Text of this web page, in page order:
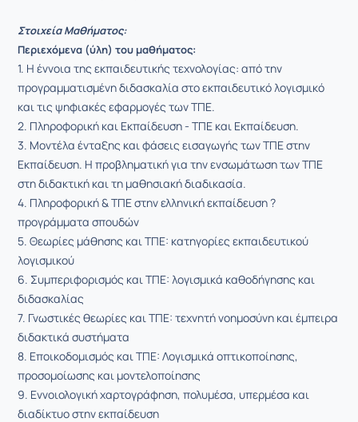
Στοιχεία Μαθήματος:
Περιεχόμενα (ύλη) του μαθήματος:
1. Η έννοια της εκπαιδευτικής τεχνολογίας: από την
προγραμματισμένη διδασκαλία στο εκπαιδευτικό λογισμικό
και τις ψηφιακές εφαρμογές των ΤΠΕ.
2. Πληροφορική και Εκπαίδευση - ΤΠΕ και Εκπαίδευση.
3. Μοντέλα ένταξης και φάσεις εισαγωγής των ΤΠΕ στην
Εκπαίδευση. Η προβληματική για την ενσωμάτωση των ΤΠΕ
στη διδακτική και τη μαθησιακή διαδικασία.
4. Πληροφορική & ΤΠΕ στην ελληνική εκπαίδευση ?
προγράμματα σπουδών
5. Θεωρίες μάθησης και ΤΠΕ: κατηγορίες εκπαιδευτικού
λογισμικού
6. Συμπεριφορισμός και ΤΠΕ: λογισμικά καθοδήγησης και
διδασκαλίας
7. Γνωστικές θεωρίες και ΤΠΕ: τεχνητή νοημοσύνη και έμπειρα
διδακτικά συστήματα
8. Εποικοδομισμός και ΤΠΕ: Λογισμικά οπτικοποίησης,
προσομοίωσης και μοντελοποίησης
9. Εννοιολογική χαρτογράφηση, πολυμέσα, υπερμέσα και
διαδίκτυο στην εκπαίδευση